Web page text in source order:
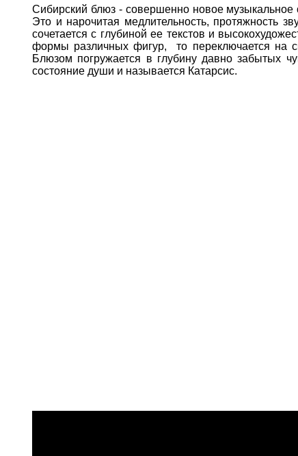
Сибирский блюз - совершенно новое
Это и нарочитая медлительность, протяжность
сочетается с глубиной ее текстов и
формы различных фигур, то переключается на
Блюзом погружается в глубину давно забытых
состояние души и называется Катарсис.